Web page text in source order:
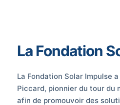
La Fondation
La Fondation Solar Impulse
Piccard, pionnier du tour du
afin de promouvoir des